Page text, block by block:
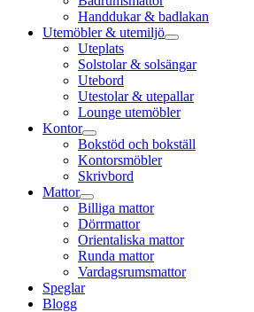
Handdukar & badlakan
Utemöbler & utemiljö
Uteplats
Solstolar & solsängar
Utebord
Utestolar & utepallar
Lounge utemöbler
Kontor
Bokstöd och bokställ
Kontorsmöbler
Skrivbord
Mattor
Billiga mattor
Dörrmattor
Orientaliska mattor
Runda mattor
Vardagsrumsmattor
Speglar
Blogg